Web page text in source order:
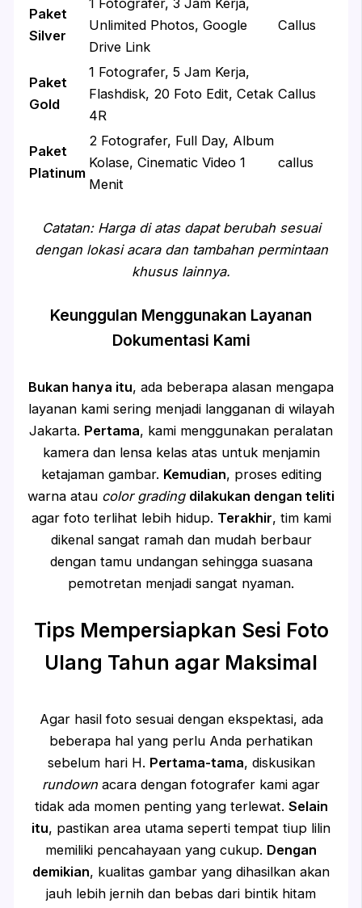
Paket
Silver
Unlimited Photos, Google
Drive Link
Callus
Paket
Gold
1 Fotografer, 5 Jam Kerja,
Flashdisk, 20 Foto Edit, Cetak
4R
Callus
Paket
Platinum
2 Fotografer, Full Day, Album
Kolase, Cinematic Video 1
Menit
callus
Catatan: Harga di atas dapat berubah sesuai
dengan lokasi acara dan tambahan permintaan
khusus lainnya.
Keunggulan Menggunakan Layanan
Dokumentasi Kami
Bukan hanya itu, ada beberapa alasan mengapa
layanan kami sering menjadi langganan di wilayah
Jakarta. Pertama, kami menggunakan peralatan
kamera dan lensa kelas atas untuk menjamin
ketajaman gambar. Kemudian, proses editing
warna atau color grading dilakukan dengan teliti
agar foto terlihat lebih hidup. Terakhir, tim kami
dikenal sangat ramah dan mudah berbaur
dengan tamu undangan sehingga suasana
pemotretan menjadi sangat nyaman.
Tips Mempersiapkan Sesi Foto
Ulang Tahun agar Maksimal
Agar hasil foto sesuai dengan ekspektasi, ada
beberapa hal yang perlu Anda perhatikan
sebelum hari H. Pertama-tama, diskusikan
rundown acara dengan fotografer kami agar
tidak ada momen penting yang terlewat. Selain
itu, pastikan area utama seperti tempat tiup lilin
memiliki pencahayaan yang cukup. Dengan
demikian, kualitas gambar yang dihasilkan akan
jauh lebih jernih dan bebas dari bintik hitam